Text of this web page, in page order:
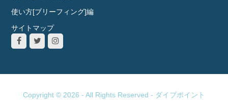
使い方[ブリーフィング]編
サイトマップ
Copyright © 2026 - All Rights Reserved - ダイブポイント